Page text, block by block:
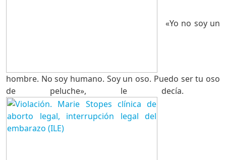
«Yo no soy un
hombre. No soy humano. Soy un oso. Puedo ser tu oso
de peluche», le decía.